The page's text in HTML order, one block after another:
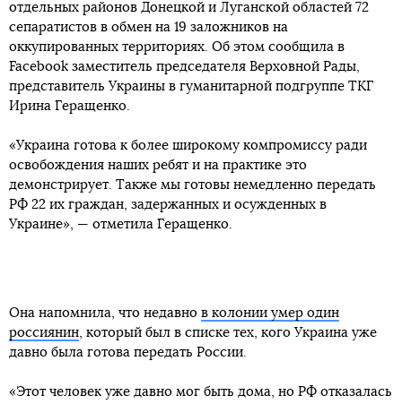
отдельных районов Донецкой и Луганской областей 72
сепаратистов в обмен на 19 заложников на
оккупированных территориях. Об этом сообщила в
Facebook заместитель председателя Верховной Рады,
представитель Украины в гуманитарной подгруппе ТКГ
Ирина Геращенко.
«Украина готова к более широкому компромиссу ради
освобождения наших ребят и на практике это
демонстрирует. Также мы готовы немедленно передать
РФ 22 их граждан, задержанных и осужденных в
Украине», — отметила Геращенко.
Она напомнила, что недавно в колонии умер один
россиянин, который был в списке тех, кого Украина уже
давно была готова передать России.
«Этот человек уже давно мог быть дома, но РФ отказалась